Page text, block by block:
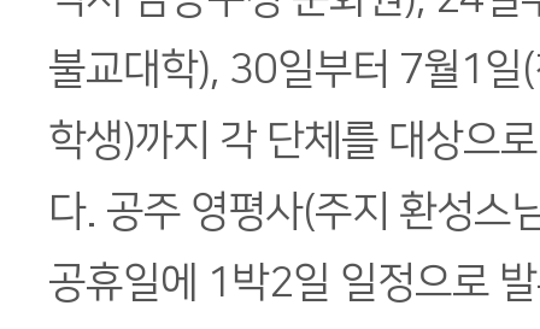
불교대학), 30일부터 7월1일
학생)까지 각 단체를 대상으
다. 공주 영평사(주지 환성스
공휴일에 1박2일 일정으로